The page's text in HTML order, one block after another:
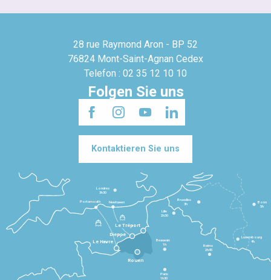
28 rue Raymond Aron - BP 52
76824 Mont-Saint-Agnan Cedex
Telefon : 02 35 12 10 10
Folgen Sie uns
Kontaktieren Sie uns
Le Havre
Dieppe
Le Tréport
Paris
1h30
Beauvais
1h
Reims
2h45
Lille
2h30
Bruxelles
3h
Londres
3h30
Newhaven
Portsmouth
Bonn
5h
Luxembourg
4h
Rouen